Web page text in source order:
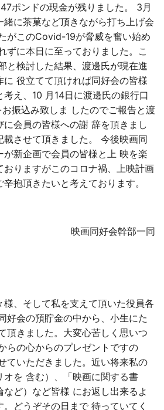
ポンドの現金が残りました。 3月
に茶菓など頂きながら打ち上げ会
がこのCovid-19が脅威を奮い始め
ずに本日に至っておりました。こ
と検討した結果、渡邊氏が現在進
役立てて頂ければ同好会の皆様
え、10 月14日に渡邊氏の銀行口
振込み致しま したのでご報告と渡
会員の皆様への謝 辞を頂きまし
載させて頂きました。 今後映画同
新企画で会員の皆様と上 映を楽
おりますがこのコロナ禍、上映計画
抱頂きたいと考えております。
映画同好会幹部一同
、そして私を支えて頂いた役員各
好会の預貯金の中から、小生にた
頂きました。大変心苦しく思いつ
らの心からのプレゼントですの
ていただきました。近い将来私の
オを 含む）、「映画に関する書
ど）など皆様 にお返し出来るよ
どうぞその日まで 待っていてく